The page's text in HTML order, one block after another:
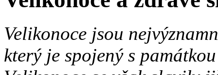
Velikonoce jsou
který je spojený s